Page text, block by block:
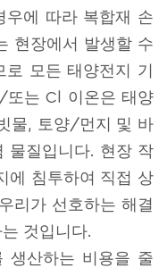
우에 따라 복합재 손
현장에서 발생할 수
모든 태양전지 기
또는 Cl 이온은 태양
물, 토양/먼지 및 바
물질입니다. 현장 작
에 침투하여 직접 상
리가 선호하는 해결
것입니다.
생산하는 비용을 줄